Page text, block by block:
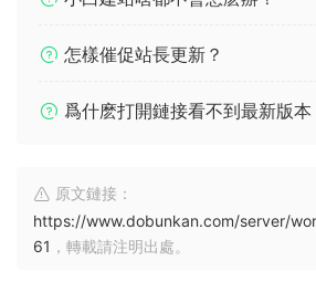
怎樣催促站長更新？
爲什麽打開鏈接看不到最新版本
原文鏈接：
https://www.dobunkan.com/server/
61 ，轉載請注明出處。